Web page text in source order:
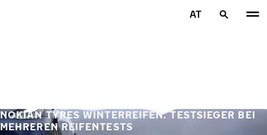
AT
NOKIAN TYRES WINTERREIFEN. TESTSIEGER BEI
MEHREREN REIFENTESTS